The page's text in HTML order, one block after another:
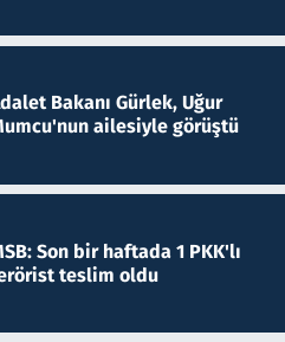
Bakanı Gürlek, Uğur
ailesiyle görüştü
Son bir haftada 1 PKK'lı
teslim oldu